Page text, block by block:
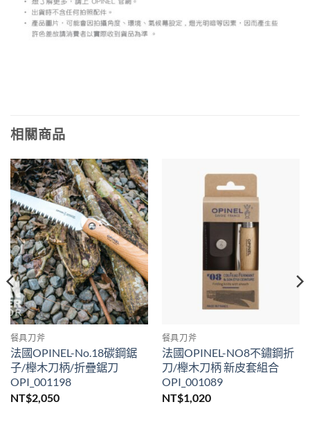
相關商品
餐具刀斧
法國OPINEL-No.18碳鋼鋸
子/櫸木刀柄/折疊鋸刀
OPI_001198
NT$2,050
餐具刀斧
法國OPINEL-NO8不鏽鋼折
刀/櫸木刀柄 新皮套組合
OPI_001089
NT$1,020